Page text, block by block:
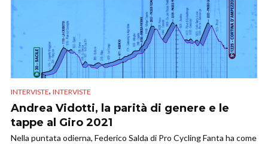
INTERVISTE, INTERVISTE
Andrea Vidotti, la parità di genere e le
tappe al Giro 2021
Nella puntata odierna, Federico Salda di Pro Cycling Fanta ha come